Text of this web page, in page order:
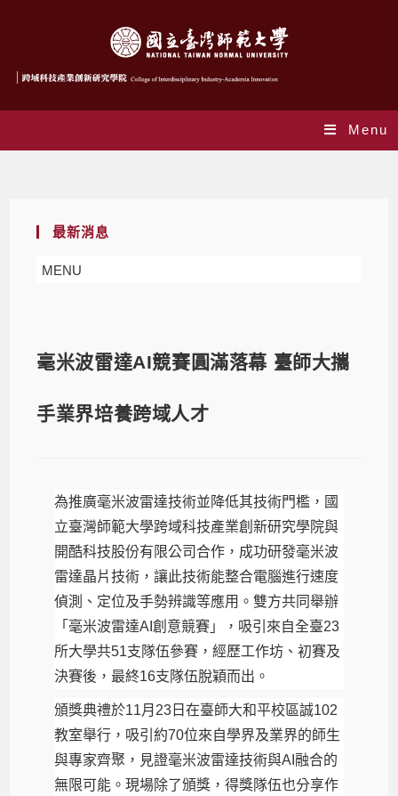
Menu
最新消息
MENU
毫米波雷達AI競賽圓滿落幕 臺師大攜
手業界培養跨域人才
為推廣毫米波雷達技術並降低其技術門檻，國
立臺灣師範大學跨域科技產業創新研究學院與
開酷科技股份有限公司合作，成功研發毫米波
雷達晶片技術，讓此技術能整合電腦進行速度
偵測、定位及手勢辨識等應用。雙方共同舉辦
「毫米波雷達AI創意競賽」，吸引來自全臺23
所大學共51支隊伍參賽，經歷工作坊、初賽及
決賽後，最終16支隊伍脫穎而出。
頒獎典禮於11月23日在臺師大和平校區誠102
教室舉行，吸引約70位來自學界及業界的師生
與專家齊聚，見證毫米波雷達技術與AI融合的
無限可能。現場除了頒獎，得獎隊伍也分享作